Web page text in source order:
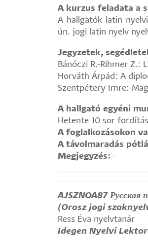
A kurzus feladata a
A hallgatók latin
ún. jogi latin nyelv
Jegyzetek,
Bánóczi R.-Rihmer Z.:
Horváth Árpád: A
Szentpétery Imre:
A hallgató egyéni
Hetente 10 sor
A foglalkozásokon
A távolmaradás
Megjegyzés: -
AJSZNOA87 Русская
(Orosz jogi
Ress Éva nyelvtanár
Idegen Nyelvi